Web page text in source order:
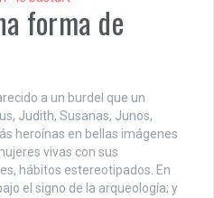
forma de
a un burdel que un
Judith, Susanas, Junos,
heroínas en bellas imágenes
vivas con sus
hábitos estereotipados. En
el signo de la arqueología; y